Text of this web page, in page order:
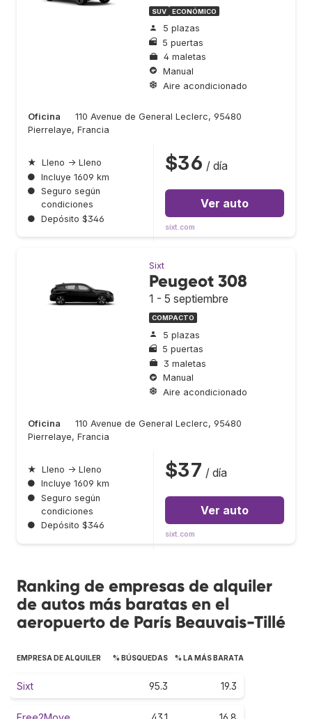
SUV ECONÓMICO
5 plazas
5 puertas
4 maletas
Manual
Aire acondicionado
Oficina
110 Avenue de General Leclerc, 95480
Pierrelaye, Francia
★ Lleno → Lleno
● Incluye 1609 km
● Seguro según
condiciones
● Depósito $346
$36 / día
Ver auto
sixt.com
Sixt
Peugeot 308
1 - 5 septiembre
COMPACTO
5 plazas
5 puertas
3 maletas
Manual
Aire acondicionado
Oficina
110 Avenue de General Leclerc, 95480
Pierrelaye, Francia
★ Lleno → Lleno
● Incluye 1609 km
● Seguro según
condiciones
● Depósito $346
$37 / día
Ver auto
sixt.com
Ranking de empresas de alquiler
de autos más baratas en el
aeropuerto de París Beauvais-Tillé
EMPRESA DE ALQUILER % BÚSQUEDAS % LA MÁS BARATA
Sixt 95.3 19.3